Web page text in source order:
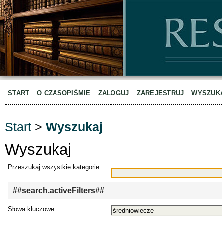
START O CZASOPIŚMIE ZALOGUJ ZAREJESTRUJ
Start > Wyszukaj
Wyszukaj
Przeszukaj wszystkie kategorie
##search.activeFilters##
Słowa kluczowe